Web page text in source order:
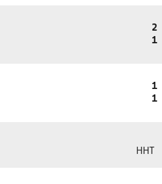
2
1
1
1
HHT